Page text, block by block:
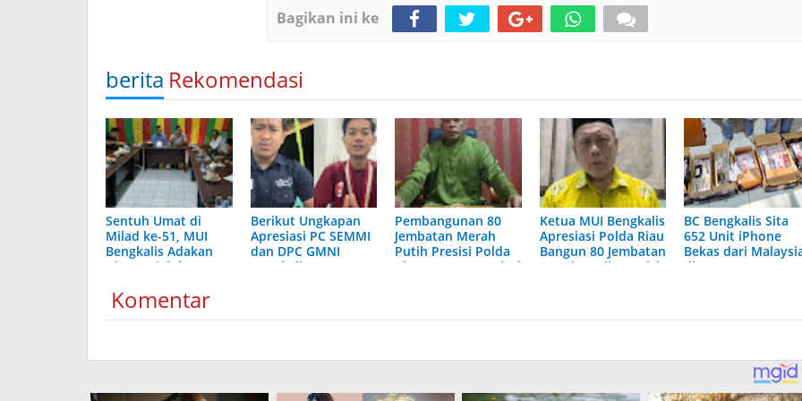
Bagikan ini ke
berita Rekomendasi
Sentuh Umat di
Milad ke-51, MUI
Bengkalis Adakan
Giat Sosial dan
Berikut Ungkapan
Apresiasi PC SEMMI
dan DPC GMNI
Bengkalis Atas
Pembangunan 80
Jembatan Merah
Putih Presisi Polda
Riau Dapat Apresiasi
Ketua MUI Bengkalis
Apresiasi Polda Riau
Bangun 80 Jembatan
Merah Putih Presisi
BC Bengkalis Sita
652 Unit iPhone
Bekas dari
di BSSR
Komentar